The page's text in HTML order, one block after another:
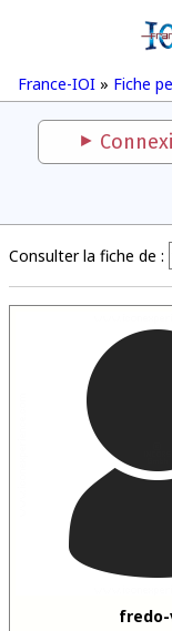
France-IOI » Fiche
Consulter la fiche de :
fredo-